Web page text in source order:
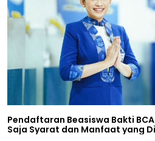
Pendaftaran Beasiswa Bakti
Saja Syarat dan Manfaat yang